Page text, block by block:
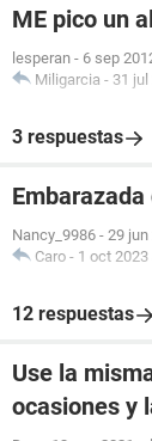
ME pico un
lesperan - 6 sep
Miligarcia - 31
3 respuestas
Nancy_9986 - 29 jun
Caro - 1 oct
12 respuestas
Use la
ocasiones y